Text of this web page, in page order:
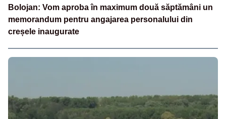
Bolojan: Vom aproba în maximum două săptămâni un
memorandum pentru angajarea personalului din
creșele inaugurate